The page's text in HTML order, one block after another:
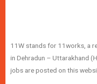
11W stands for 11works, a
in Dehradun – Uttarakhand
jobs are posted on this